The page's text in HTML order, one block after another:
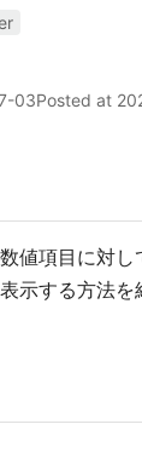
03Posted at
値項目に対
示する方法を